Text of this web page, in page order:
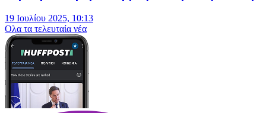
19 Ιουλίου 2025, 10:13
Oλα τα τελευταία νέα